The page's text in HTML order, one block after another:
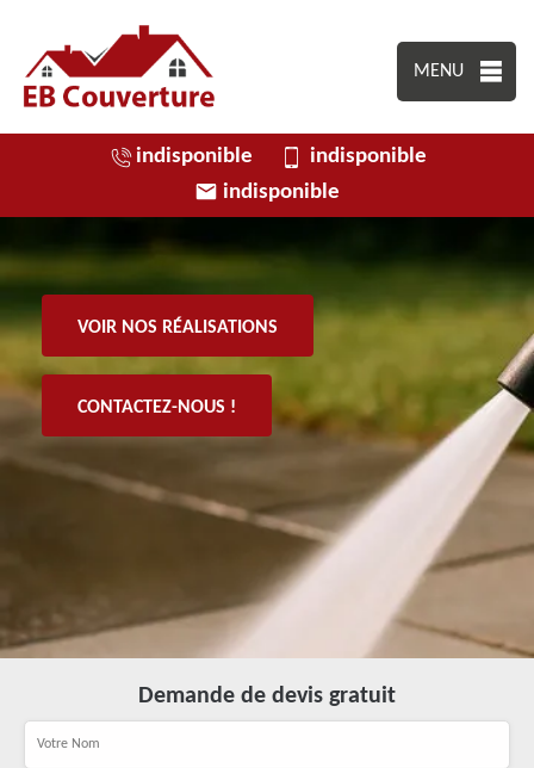
MENU
indisponible
indisponible
indisponible
VOIR NOS RÉALISATIONS
CONTACTEZ-NOUS !
Demande de devis gratuit